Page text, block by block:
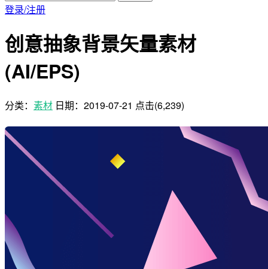
登录/注册
创意抽象背景矢量素材
(AI/EPS)
分类： 素材 日期： 2019-07-21 点击(6,239)